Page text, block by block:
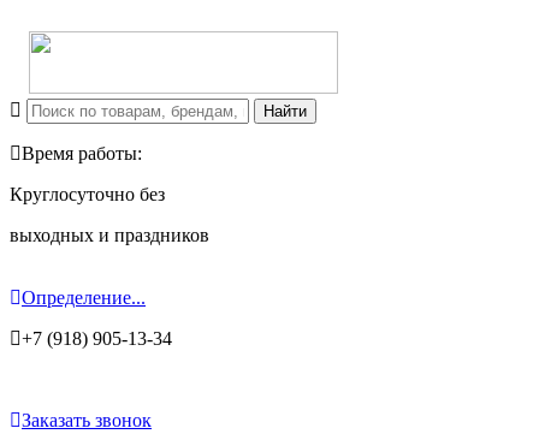
Время работы:
Круглосуточно без
выходных и праздников
Определение...
+7 (918) 905-13-34
Заказать звонок